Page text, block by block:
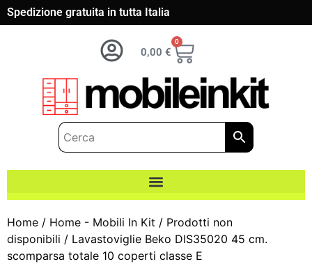
Spedizione gratuita in tutta Italia
0,00 €
0
Home / Home - Mobili In Kit / Prodotti non
disponibili / Lavastoviglie Beko DIS35020 45 cm.
scomparsa totale 10 coperti classe E